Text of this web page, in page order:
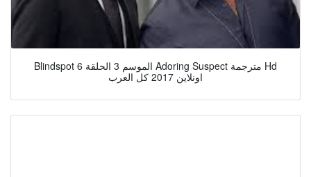
Blindspot الموسم 3 الحلقة 6 Adoring Suspect مترجمة Hd
اونلاين 2017 كل العرب